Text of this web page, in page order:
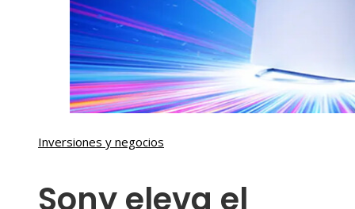
Inversiones y negocios
Sony eleva el